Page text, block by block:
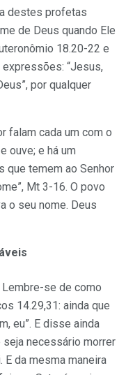
destes profetas
de Deus quando Ele
18.20-22 e
“Jesus,
por qualquer
falam cada um com o
ouve; e há um
que temem ao Senhor
Mt 3-16. O povo
o seu nome. Deus
se de como
14.29,31: ainda que
eu”. E disse ainda
seja necessário morrer
E da mesma maneira